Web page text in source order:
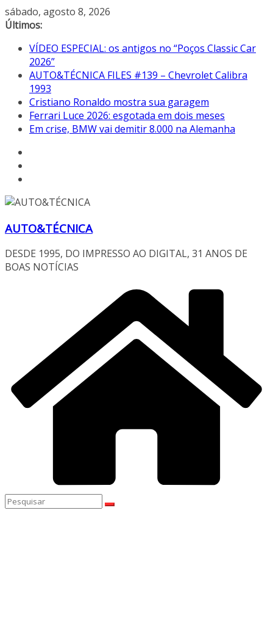
Pular
para
conteúdo
sábado, agosto 8, 2026
Últimos:
VÍDEO ESPECIAL: os antigos no “Poços Classic Car
2026”
AUTO&TÉCNICA FILES #139 – Chevrolet Calibra
1993
Cristiano Ronaldo mostra sua garagem
Ferrari Luce 2026: esgotada em dois meses
Em crise, BMW vai demitir 8.000 na Alemanha
AUTO&TÉCNICA
DESDE 1995, DO IMPRESSO AO DIGITAL, 31 ANOS DE
BOAS NOTÍCIAS